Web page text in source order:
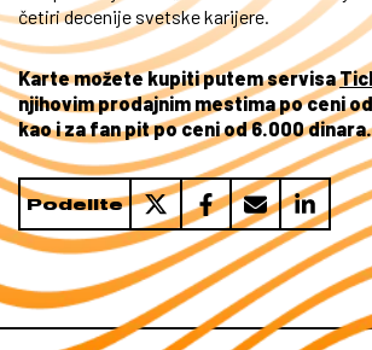
četiri decenije svetske karijere.
Karte možete kupiti putem servisa
njihovim prodajnim mestima po ceni
kao i za fan pit po ceni od 6.000 dinara.
Podelite